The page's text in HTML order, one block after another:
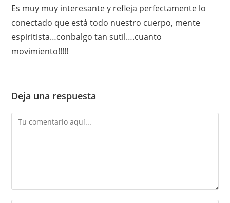
Es muy muy interesante y refleja perfectamente lo
conectado que está todo nuestro cuerpo, mente
espiritista…conbalgo tan sutil….cuanto
movimiento!!!!!
Deja una respuesta